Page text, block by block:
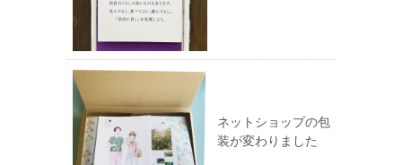
ネットショップの包
装が変わりました